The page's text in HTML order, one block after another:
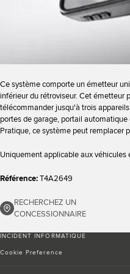
Ce système comporte un émetteur
inférieur du rétroviseur. Cet émetteur
télécommander jusqu'à trois
portes de garage, portail
Pratique, ce système peut remplacer
Uniquement applicable aux
Référence:T4A2649
RECHERCHEZ UN
CONCESSIONNAIRE
INCIDENT INFORMATIQUE
Cookie Preference